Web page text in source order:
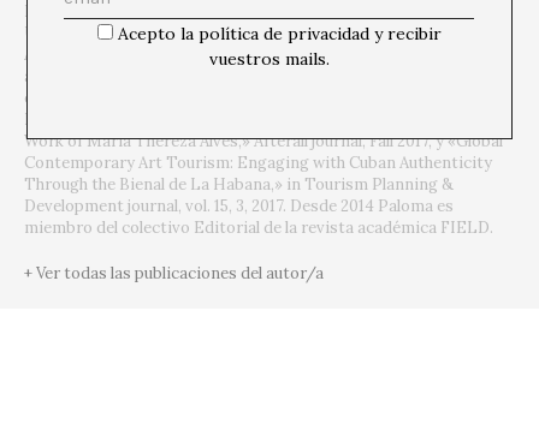
Paloma Checa-Gismero es Profesora Adjunta en San Diego State
University y Candidata a Doctora en Historia, Crítica y Teoría del
Arte en la Universidad de California, San Diego. Historiadora de
arte contemporáneo global y latinoamericano, estudia los
encuentros entre estéticas locales y estándares globales.
Publicaciones académicas recientes incluyen «Realism in the
Work of Maria Thereza Alves,» Afterall journal, Fall 2017, y «Global
Contemporary Art Tourism: Engaging with Cuban Authenticity
Through the Bienal de La Habana,» in Tourism Planning &
Development journal, vol. 15, 3, 2017. Desde 2014 Paloma es
miembro del colectivo Editorial de la revista académica FIELD.
+ Ver todas las publicaciones del autor/a
Acepto la política de privacidad y recibir
vuestros mails.